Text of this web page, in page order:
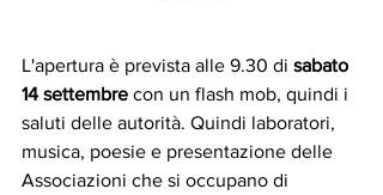
L'apertura è prevista alle 9.30 di sabato
14 settembre con un flash mob, quindi i
saluti delle autorità. Quindi laboratori,
musica, poesie e presentazione delle
Associazioni che si occupano di